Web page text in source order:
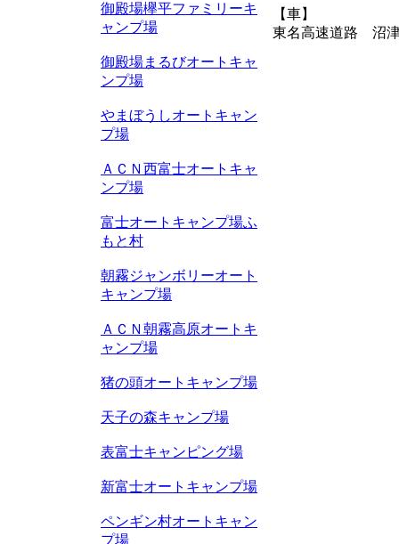
【車】
東名高速道路 沼
御殿場欅平ファミリーキ
ャンプ場
御殿場まるびオートキャ
ンプ場
やまぼうしオートキャン
プ場
ＡＣＮ西富士オートキャ
ンプ場
富士オートキャンプ場ふ
もと村
朝霧ジャンボリーオート
キャンプ場
ＡＣＮ朝霧高原オートキ
ャンプ場
猪の頭オートキャンプ場
天子の森キャンプ場
表富士キャンピング場
新富士オートキャンプ場
ペンギン村オートキャン
プ場